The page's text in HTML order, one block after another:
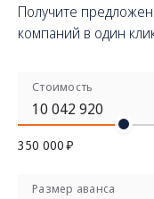
Получите
компаний в один
Стоимость
350 000 ₽
Размер аванса